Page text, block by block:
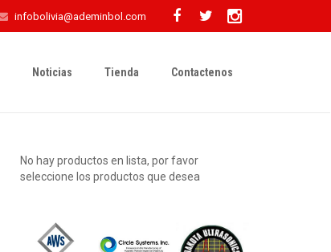
infobolivia@ademinbol.com
Noticias Tienda Contactenos
No hay productos en lista, por favor
seleccione los productos que desea